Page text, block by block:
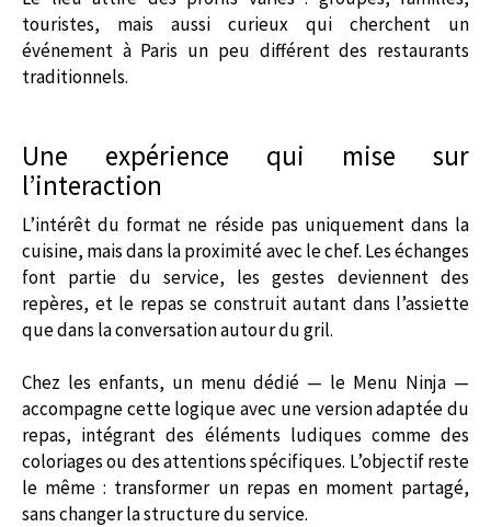
touristes, mais aussi curieux qui cherchent un
événement à Paris un peu différent des restaurants
traditionnels.
Une expérience qui mise sur
l’interaction
L’intérêt du format ne réside pas uniquement dans la
cuisine, mais dans la proximité avec le chef. Les échanges
font partie du service, les gestes deviennent des
repères, et le repas se construit autant dans l’assiette
que dans la conversation autour du gril.
Chez les enfants, un menu dédié — le Menu Ninja —
accompagne cette logique avec une version adaptée du
repas, intégrant des éléments ludiques comme des
coloriages ou des attentions spécifiques. L’objectif reste
le même : transformer un repas en moment partagé,
sans changer la structure du service.